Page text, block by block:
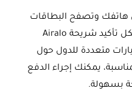
هاتفك وتصفح البطاقات
المتاحة وخطط الاشتراك، ستجد بكل تأكيد شريحة Airalo
متعددة للدول حول
يمكنك إجراء الدفع
بسهولة.